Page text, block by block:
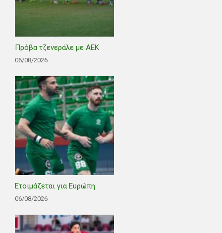
Πρόβα τζενεράλε με ΑΕΚ
06/08/2026
Ετοιμάζεται για Ευρώπη
06/08/2026